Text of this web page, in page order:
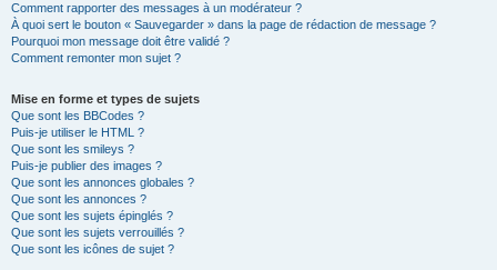
Comment rapporter des messages à un modérateur ?
À quoi sert le bouton « Sauvegarder » dans la page de rédaction de message ?
Pourquoi mon message doit être validé ?
Comment remonter mon sujet ?
Mise en forme et types de sujets
Que sont les BBCodes ?
Puis-je utiliser le HTML ?
Que sont les smileys ?
Puis-je publier des images ?
Que sont les annonces globales ?
Que sont les annonces ?
Que sont les sujets épinglés ?
Que sont les sujets verrouillés ?
Que sont les icônes de sujet ?